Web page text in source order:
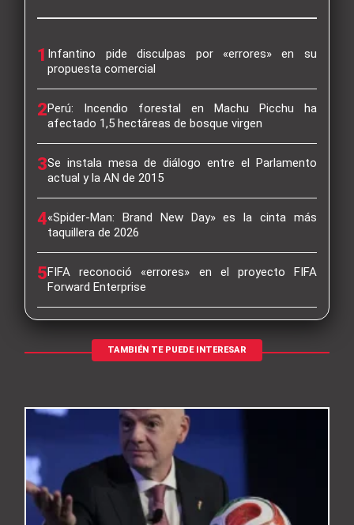
1 Infantino pide disculpas por «errores» en su
propuesta comercial
2Perú: Incendio forestal en Machu Picchu ha
afectado 1,5 hectáreas de bosque virgen
3Se instala mesa de diálogo entre el Parlamento
actual y la AN de 2015
4«Spider-Man: Brand New Day» es la cinta más
taquillera de 2026
5FIFA reconoció «errores» en el proyecto FIFA
Forward Enterprise
TAMBIÉN TE PUEDE INTERESAR